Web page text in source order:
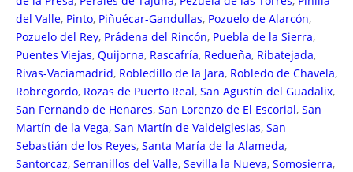
del Valle, Pinto, Piñuécar-Gandullas, Pozuelo de Alarcón,
Pozuelo del Rey, Prádena del Rincón, Puebla de la Sierra,
Puentes Viejas, Quijorna, Rascafría, Redueña, Ribatejada,
Rivas-Vaciamadrid, Robledillo de la Jara, Robledo de Chavela,
Robregordo, Rozas de Puerto Real, San Agustín del Guadalix,
San Fernando de Henares, San Lorenzo de El Escorial, San
Martín de la Vega, San Martín de Valdeiglesias, San
Sebastián de los Reyes, Santa María de la Alameda,
Santorcaz, Serranillos del Valle, Sevilla la Nueva, Somosierra,